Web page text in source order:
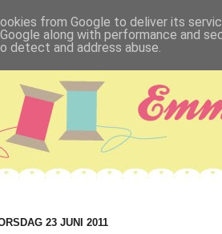
23 JUNI 2011
from Google to deliver its
along with performance and
detect and address abuse.